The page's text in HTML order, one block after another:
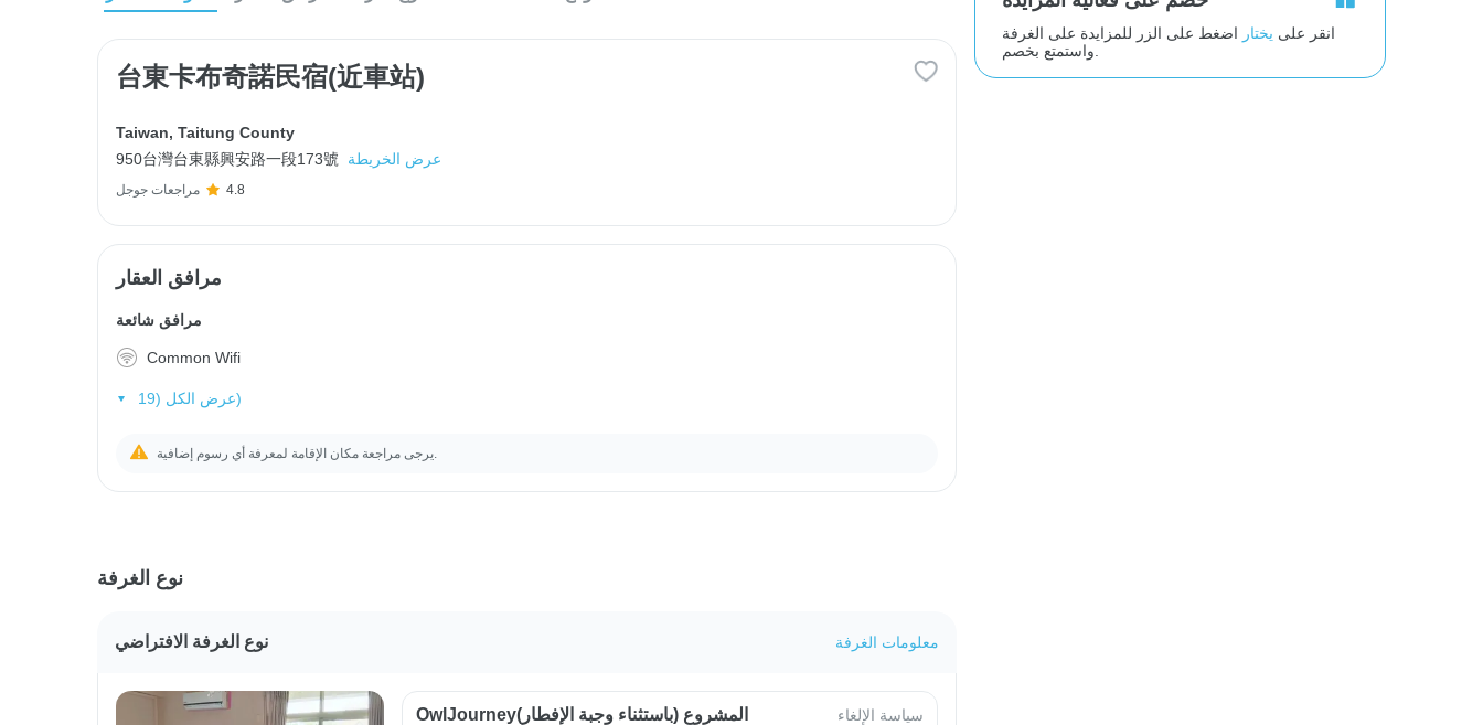
台東卡布奇諾民宿(近車站)
Taiwan, Taitung County
950台灣台東縣興安路一段173號
عرض الخريطة
مراجعات جوجل 4.8
مرافق العقار
مرافق شائعة
Common Wifi
عرض الكل (19)
نوع الغرفة
نوع الغرفة الافتراضي معلومات الغرفة
OwlJourneyالمشروع (باستثناء وجبة الإفطار) سياسة الإلغاء
انقر على يختار اضغط على الزر للمزايدة على الغرفة